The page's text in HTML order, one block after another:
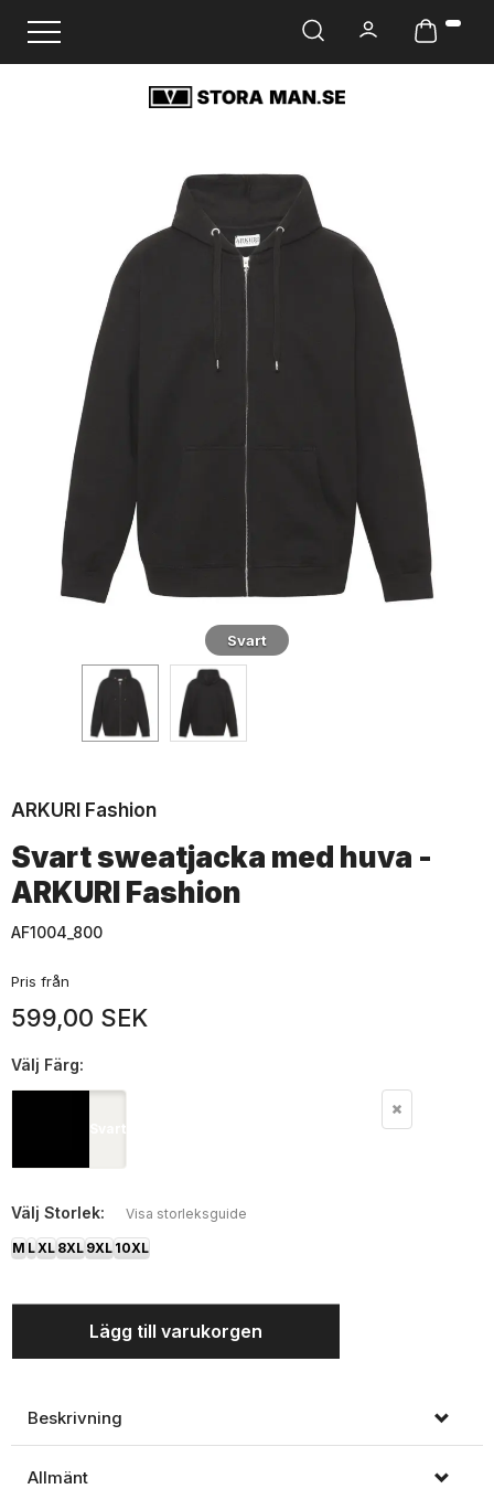
Ändra navigering
Svart
ARKURI Fashion
Svart sweatjacka med huva -
ARKURI Fashion
AF1004_800
Pris från
599,00 SEK
Välj Färg:
Svart
Välj Storlek: Visa storleksguide
M LXL 8XL 9XL 10XL
Lägg till varukorgen
Beskrivning
Allmänt